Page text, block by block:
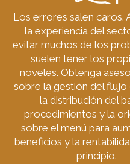
Los errores salen caros.
la experiencia del
evitar muchos de los
suelen tener los
noveles. Obtenga
sobre la gestión del flujo
la distribución del
procedimientos y la
sobre el menú para
beneficios y la
principio.